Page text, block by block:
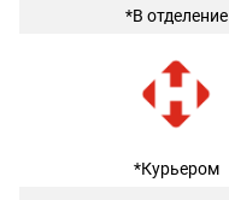
*В отделение
*Курьером